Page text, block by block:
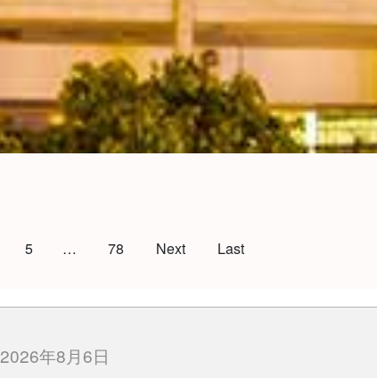
5 … 78 Next
Last
2026年8月6日